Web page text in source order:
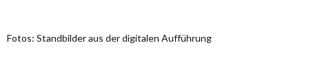
Fotos: Standbilder aus der digitalen Aufführung